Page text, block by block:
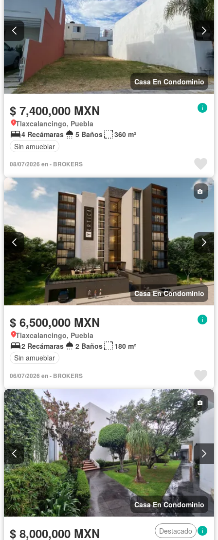
Casa En Condominio
$ 7,400,000 MXN
Tlaxcalancingo, Puebla
4 Recámaras
5 Baños
360 m²
Sin amueblar
08/07/2026 en - BROKERS
Casa En Condominio
$ 6,500,000 MXN
Tlaxcalancingo, Puebla
2 Recámaras
2 Baños
180 m²
Sin amueblar
06/07/2026 en - BROKERS
Casa En Condominio
$ 8,000,000 MXN Destacado